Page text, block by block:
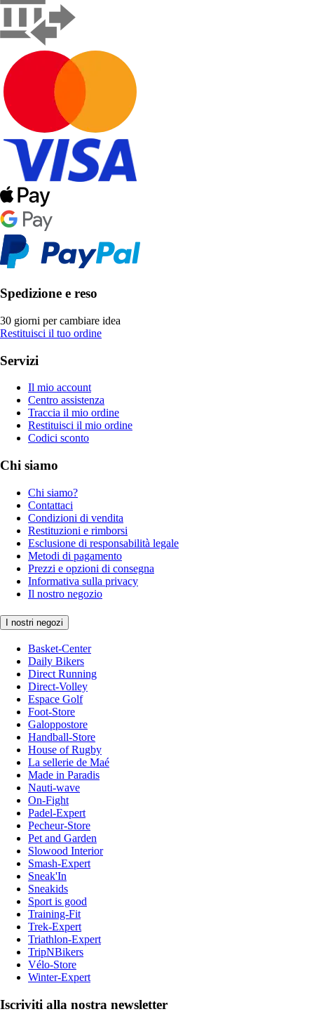
Spedizione e reso
30 giorni per cambiare idea
Restituisci il tuo ordine
Servizi
Il mio account
Centro assistenza
Traccia il mio ordine
Restituisci il mio ordine
Codici sconto
Chi siamo
Chi siamo?
Contattaci
Condizioni di vendita
Restituzioni e rimborsi
Esclusione di responsabilità legale
Metodi di pagamento
Prezzi e opzioni di consegna
Informativa sulla privacy
Il nostro negozio
I nostri negozi
Basket-Center
Daily Bikers
Direct Running
Direct-Volley
Espace Golf
Foot-Store
Galoppostore
Handball-Store
House of Rugby
La sellerie de Maé
Made in Paradis
Nauti-wave
On-Fight
Padel-Expert
Pecheur-Store
Pet and Garden
Slowood Interior
Smash-Expert
Sneak'In
Sneakids
Sport is good
Training-Fit
Trek-Expert
Triathlon-Expert
TripNBikers
Vélo-Store
Winter-Expert
Iscriviti alla nostra newsletter